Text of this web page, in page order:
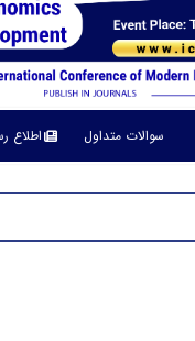
سوالات متداول اطلاع